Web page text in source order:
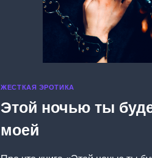
ЖЕСТКАЯ ЭРОТИКА
Этой ночью ты
моей